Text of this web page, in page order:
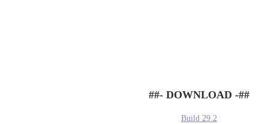
##- DOWNLOAD -##
Build 29.2